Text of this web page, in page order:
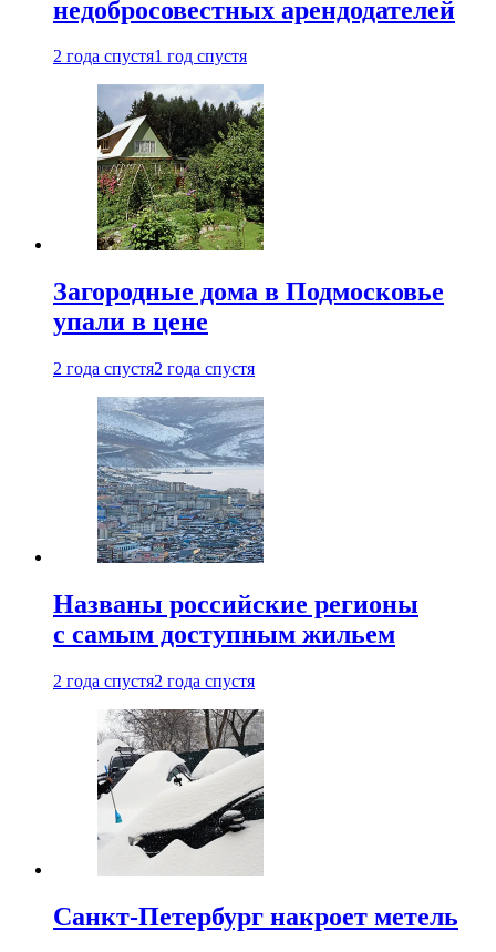
недобросовестных арендодателей
2 года спустя1 год спустя
Загородные дома в Подмосковье
упали в цене
2 года спустя2 года спустя
Названы российские регионы
с самым доступным жильем
2 года спустя2 года спустя
Санкт-Петербург накроет метель